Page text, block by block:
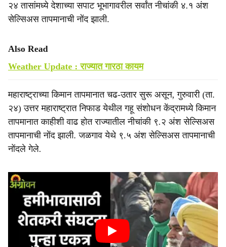
२४ तासांमध्ये देशाच्या सपाट भूभागावरील सर्वांत नीचांकी ४.१ अंश
सेल्सिअस तापमानाची नोंद झाली.
Also Read
Weather Update : राज्यात गारठा कायम
महाराष्ट्राच्या किमान तापमानात चढ-उतार सुरू असून, गुरुवारी (ता.
२४) उत्तर महाराष्ट्रात निफाड येथील गहू संशोधन केंद्रामध्ये किमान
तापमानात काहीशी वाढ होत राज्यातील नीचांकी ९.२ अंश सेल्सिअस
तापमानाची नोंद झाली. जळगाव येथे ९.५ अंश सेल्सिअस तापमानाची
नोंदले गेले.